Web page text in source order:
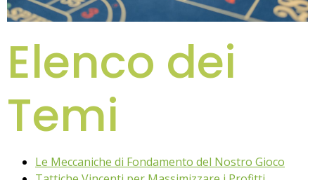
Elenco dei
Temi
Le Meccaniche di Fondamento del Nostro Gioco